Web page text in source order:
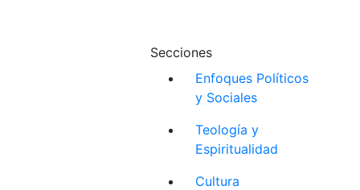
Secciones
Enfoques Políticos
y Sociales
Teología y
Espiritualidad
Cultura